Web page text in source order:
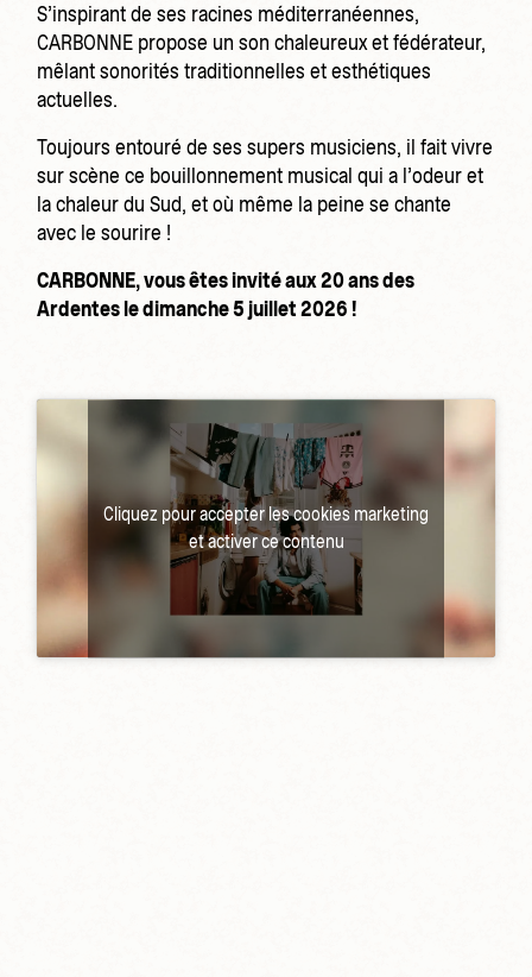
S’inspirant de ses racines méditerranéennes,
CARBONNE propose un son chaleureux et fédérateur,
mêlant sonorités traditionnelles et esthétiques
actuelles.
Toujours entouré de ses supers musiciens, il fait vivre
sur scène ce bouillonnement musical qui a l’odeur et
la chaleur du Sud, et où même la peine se chante
avec le sourire !
CARBONNE, vous êtes invité aux 20 ans des
Ardentes le dimanche 5 juillet 2026 !
Cliquez pour accepter les cookies marketing
et activer ce contenu